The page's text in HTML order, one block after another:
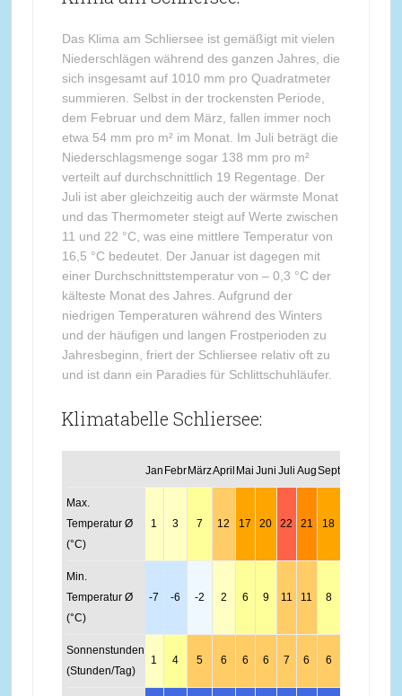
Das Klima am Schliersee ist gemäßigt mit vielen
Niederschlägen während des ganzen Jahres, die
sich insgesamt auf 1010 mm pro Quadratmeter
summieren. Selbst in der trockensten Periode,
dem Februar und dem März, fallen immer noch
etwa 54 mm pro m² im Monat. Im Juli beträgt die
Niederschlagsmenge sogar 138 mm pro m²
verteilt auf durchschnittlich 19 Regentage. Der
Juli ist aber gleichzeitig auch der wärmste Monat
und das Thermometer steigt auf Werte zwischen
11 und 22 °C, was eine mittlere Temperatur von
16,5 °C bedeutet. Der Januar ist dagegen mit
einer Durchschnittstemperatur von – 0,3 °C der
kälteste Monat des Jahres. Aufgrund der
niedrigen Temperaturen während des Winters
und der häufigen und langen Frostperioden zu
Jahresbeginn, friert der Schliersee relativ oft zu
und ist dann ein Paradies für Schlittschuhläufer.
Klimatabelle Schliersee:
Jan Febr MärzApril Mai Juni Juli AugSept
Max.
Temperatur Ø
(°C)
1 3 7 12 17 20 22 21 18
Min.
Temperatur Ø
(°C)
-7 -6 -2 2 6 9 11 11 8
Sonnenstunden
(Stunden/Tag)
1 4 5 6 6 6 7 6 6